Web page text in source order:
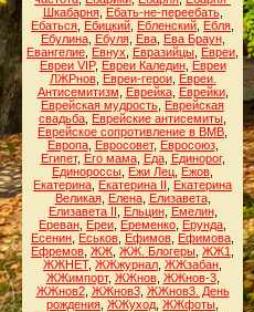
Шкабарня, Ебать-не-переебать,
Ебаться Ебицкий Ебленский Ебля
Ебулина, Ебуля, Ева, Ева Браун,
Евангелие Евнух Евразийцы Евреи
Евреи VIP, Евреи Каледин, Евреи
ЛЖРнов, Евреи-герои, Евреи.
Антисемитизм
Еврейка, Еврейки,
Еврейская мудрость Еврейская
свадьба Еврейские антисемиты
Еврейское сопротивление в ВМВ
Европа, Евросовет, Евросоюз,
Египет, Его мама, Еда, Единорог,
Единороссы Ежи Лец Ежов
Екатерина Екатерина II
Екатерина
Великая, Елена, Елизавета,
Елизавета II
Ельцин, Емелин,
Ереван Ереи Еременко Ерунда
Есенин Еськов Ефимов Ефимова
Ефремов ЖЖ ЖЖ. Блогеры ЖЖ1
ЖЖНЕТ, ЖЖжурнал ЖЖзабан
ЖЖимпорт, ЖЖнов, ЖЖнов-3,
ЖЖнов2, ЖЖнов3, ЖЖнов3. День
рождения ЖЖуход ЖЖфоты